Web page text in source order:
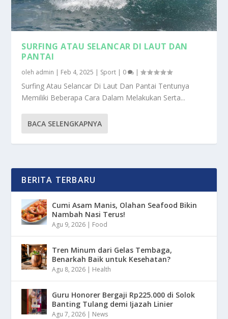
SURFING ATAU SELANCAR DI LAUT DAN
PANTAI
oleh admin | Feb 4, 2025 | Sport | 0 |
Surfing Atau Selancar Di Laut Dan Pantai Tentunya
Memiliki Beberapa Cara Dalam Melakukan Serta...
BACA SELENGKAPNYA
BERITA TERBARU
Cumi Asam Manis, Olahan Seafood Bikin
Nambah Nasi Terus!
Agu 9, 2026 | Food
Tren Minum dari Gelas Tembaga,
Benarkah Baik untuk Kesehatan?
Agu 8, 2026 | Health
Guru Honorer Bergaji Rp225.000 di Solok
Banting Tulang demi Ijazah Linier
Agu 7, 2026 | News